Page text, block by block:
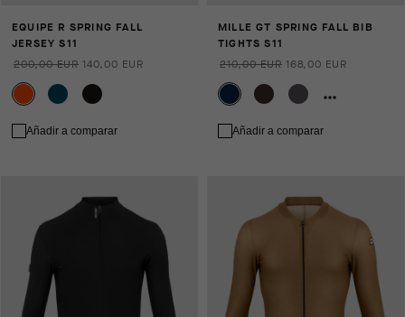
EQUIPE R SPRING FALL
JERSEY S11
200,00 EUR 140,00 EUR
Añadir a comparar
MILLE GT SPRING FALL BIB
TIGHTS S11
210,00 EUR 168,00 EUR
Añadir a comparar